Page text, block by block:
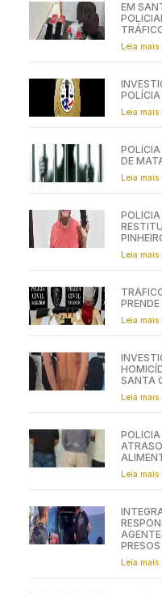
EM
Leia mais
POLÍCIA
Leia mais
POLÍCIA
DE
Leia mais
POLÍCIA
Leia mais
Leia mais
SANTA
Leia mais
POLÍCIA
Leia mais
Leia mais